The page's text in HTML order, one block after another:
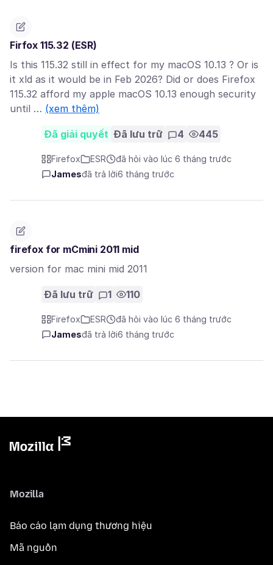
Firfox 115.32 (ESR)
Is this 115.32 still in effect for my macOS 10.13 ? Or is
it xld as it would be in Feb 2026? Did or does Firefox
115.32 afford my apple macOS 10.13 enough security
until … (xem thêm)
Đã giải quyết Đã lưu trữ 4 445
Firefox ESR
đã hỏi vào lúc 6 tháng trước
Jamesđã trả lời6 tháng trước
firefox for mCmini 2011 mid
version for mac mini mid 2011
Đã lưu trữ 1 110
Firefox ESR
đã hỏi vào lúc 6 tháng trước
Jamesđã trả lời6 tháng trước
Mozilla
Báo cáo lạm dụng thương hiệu
Mã nguồn